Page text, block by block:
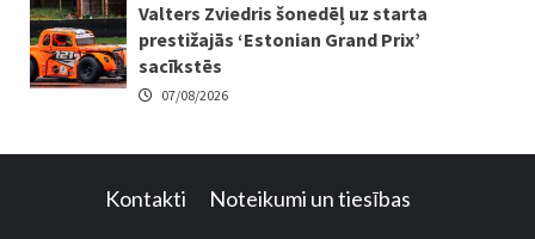
Valters Zviedris šonedēļ uz starta
prestižajās ‘Estonian Grand Prix’
sacīkstēs
07/08/2026
Kontakti Noteikumi un tiesības